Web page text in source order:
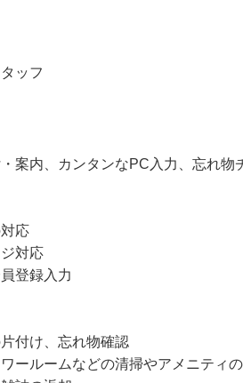
対応
ジ対応
片付け、忘れ物確認